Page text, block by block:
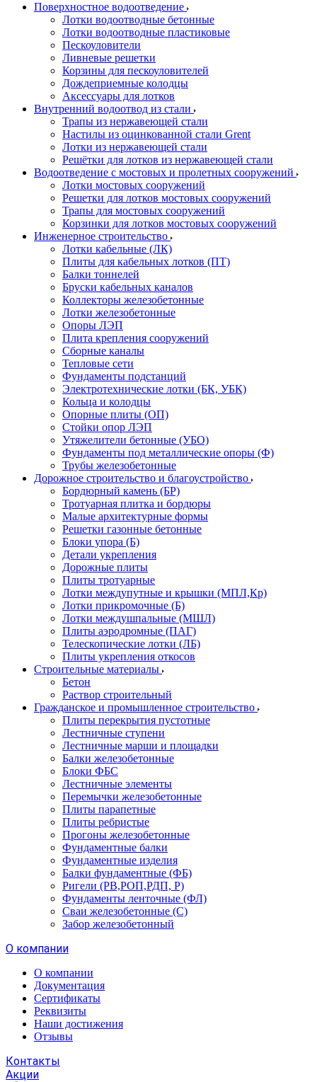
Поверхностное водоотведение
Лотки водоотводные бетонные
Лотки водоотводные пластиковые
Пескоуловители
Ливневые решетки
Корзины для пескоуловителей
Дождеприемные колодцы
Аксессуары для лотков
Внутренний водоотвод из стали
Трапы из нержавеющей стали
Настилы из оцинкованной стали Grent
Лотки из нержавеющей стали
Решётки для лотков из нержавеющей стали
Водоотведение с мостовых и пролетных сооружений
Лотки мостовых сооружений
Решетки для лотков мостовых сооружений
Трапы для мостовых сооружений
Корзинки для лотков мостовых сооружений
Инженерное строительство
Лотки кабельные (ЛК)
Плиты для кабельных лотков (ПТ)
Балки тоннелей
Бруски кабельных каналов
Коллекторы железобетонные
Лотки железобетонные
Опоры ЛЭП
Плита крепления сооружений
Сборные каналы
Тепловые сети
Фундаменты подстанций
Электротехнические лотки (БК, УБК)
Кольца и колодцы
Опорные плиты (ОП)
Стойки опор ЛЭП
Утяжелители бетонные (УБО)
Фундаменты под металлические опоры (Ф)
Трубы железобетонные
Дорожное строительство и благоустройство
Бордюрный камень (БР)
Тротуарная плитка и бордюры
Малые архитектурные формы
Решетки газонные бетонные
Блоки упора (Б)
Детали укрепления
Дорожные плиты
Плиты тротуарные
Лотки междупутные и крышки (МПЛ,Кр)
Лотки прикромочные (Б)
Лотки междушпальные (МШЛ)
Плиты аэродромные (ПАГ)
Телескопические лотки (ЛБ)
Плиты укрепления откосов
Строительные материалы
Бетон
Раствор строительный
Гражданское и промышленное строительство
Плиты перекрытия пустотные
Лестничные ступени
Лестничные марши и площадки
Балки железобетонные
Блоки ФБС
Лестничные элементы
Перемычки железобетонные
Плиты парапетные
Плиты ребристые
Прогоны железобетонные
Фундаментные балки
Фундаментные изделия
Балки фундаментные (ФБ)
Ригели (РВ,РОП,РДП, Р)
Фундаменты ленточные (ФЛ)
Сваи железобетонные (С)
Забор железобетонный
О компании
О компании
Документация
Сертификаты
Реквизиты
Наши достижения
Отзывы
Контакты
Акции